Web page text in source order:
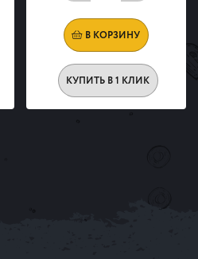
В КОРЗИНУ
КУПИТЬ В 1 КЛИК